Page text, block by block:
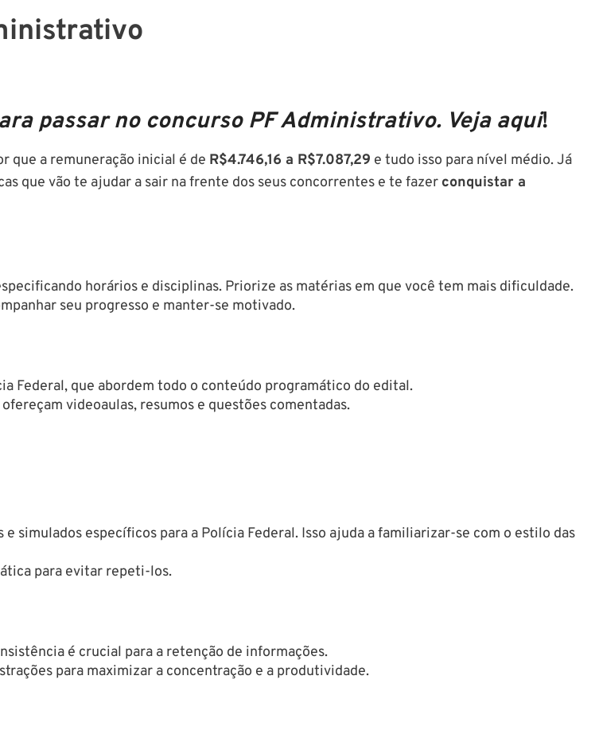
passar no concurso PF Administrativo. Veja aqui!
que a remuneração inicial é de R$4.746,16 a R$7.087,29 e tudo isso para nível médio. Já
que vão te ajudar a sair na frente dos seus concorrentes e te fazer conquistar a
horários e disciplinas. Priorize as matérias em que você tem mais dificuldade.
seu progresso e manter-se motivado.
Federal, que abordem todo o conteúdo programático do edital.
videoaulas, resumos e questões comentadas.
simulados específicos para a Polícia Federal. Isso ajuda a familiarizar-se com o estilo das
para evitar repeti-los.
é crucial para a retenção de informações.
para maximizar a concentração e a produtividade.